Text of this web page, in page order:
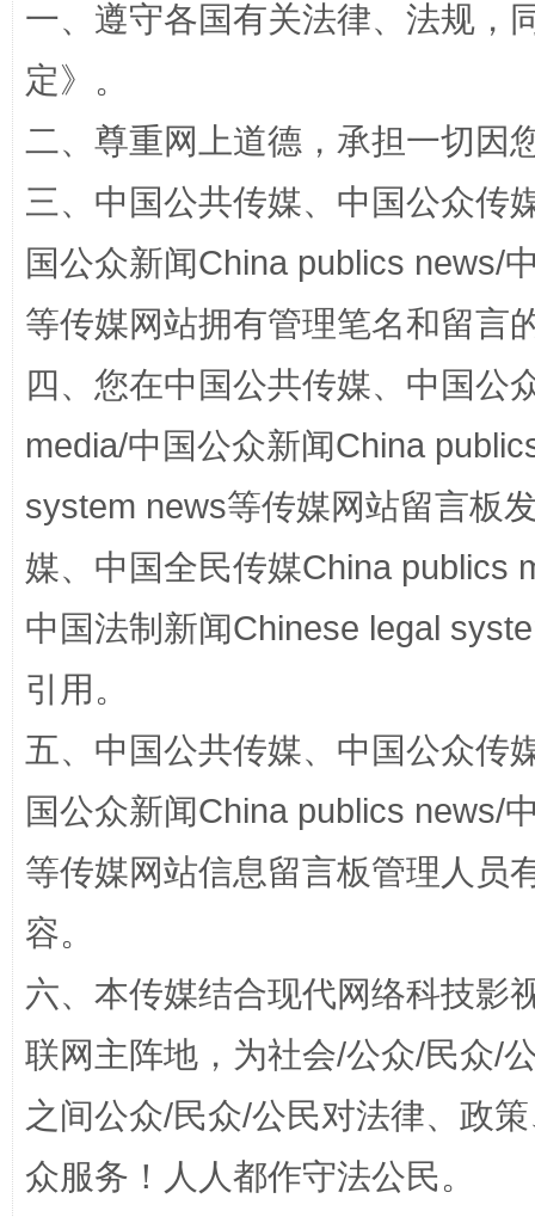
国家大学科技园优化重塑工作
一、遵守各国有关法律、法规，
定》。
二、尊重网上道德，承担一切因
三、中国公共传媒、中国公众传
国公众新闻China publics news/
等传媒网站拥有管理笔名和留言
四、您在中国公共传媒、中国公
media/中国公众新闻China
system news等传媒网站留言板
媒、中国全民传媒China publics
中国法制新闻Chinese legal
引用。
五、中国公共传媒、中国公众传
国公众新闻China publics news/
等传媒网站信息留言板管理人员
容。
六、本传媒结合现代网络科技影
联网主阵地，为社会/公众/民众/
之间公众/民众/公民对法律、政
众服务！人人都作守法公民。